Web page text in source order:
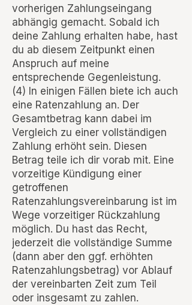
vorherigen Zahlungseingang
abhängig gemacht. Sobald ich
deine Zahlung erhalten habe, hast
du ab diesem Zeitpunkt einen
Anspruch auf meine
entsprechende Gegenleistung.
(4) In einigen Fällen biete ich auch
eine Ratenzahlung an. Der
Gesamtbetrag kann dabei im
Vergleich zu einer vollständigen
Zahlung erhöht sein. Diesen
Betrag teile ich dir vorab mit. Eine
vorzeitige Kündigung einer
getroffenen
Ratenzahlungsvereinbarung ist im
Wege vorzeitiger Rückzahlung
möglich. Du hast das Recht,
jederzeit die vollständige Summe
(dann aber den ggf. erhöhten
Ratenzahlungsbetrag) vor Ablauf
der vereinbarten Zeit zum Teil
oder insgesamt zu zahlen.